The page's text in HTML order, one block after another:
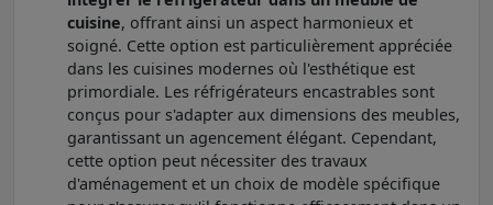
cuisine, offrant ainsi un aspect harmonieux et
soigné. Cette option est particulièrement appréciée
dans les cuisines modernes où l'esthétique est
primordiale. Les réfrigérateurs encastrables sont
conçus pour s'adapter aux dimensions des meubles,
garantissant un agencement élégant. Cependant,
cette option peut nécessiter des travaux
d'aménagement et un choix de modèle spécifique